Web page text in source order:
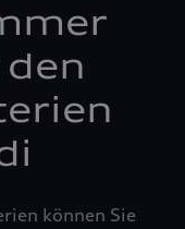
können Sie